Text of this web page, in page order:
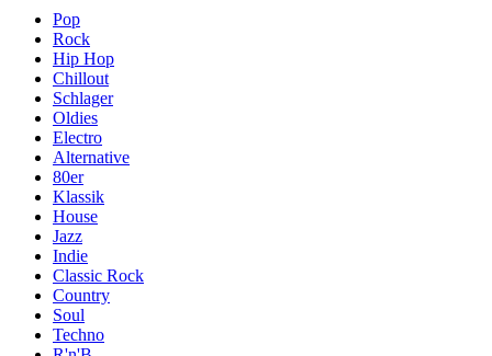
Pop
Rock
Hip Hop
Chillout
Schlager
Oldies
Electro
Alternative
80er
Klassik
House
Jazz
Indie
Classic Rock
Country
Soul
Techno